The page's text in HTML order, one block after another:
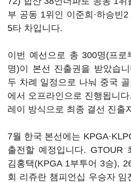
부 공동 1위인 이준희·하승빈
5타 차입니다.
이번 예선으로 총 300명(프
명)이 본선 진출권을 받았습
두 차례 일정으로 나눠 중국
에서 오프라인으로 진행됩니
레이 방식으로 최종 결선 진출
7월 한국 본선에는
출전할 예정입니다. GTOUR
김홍택(KPGA 1부투어 3승),
회 리쥬란 챔피언십 우승자 임